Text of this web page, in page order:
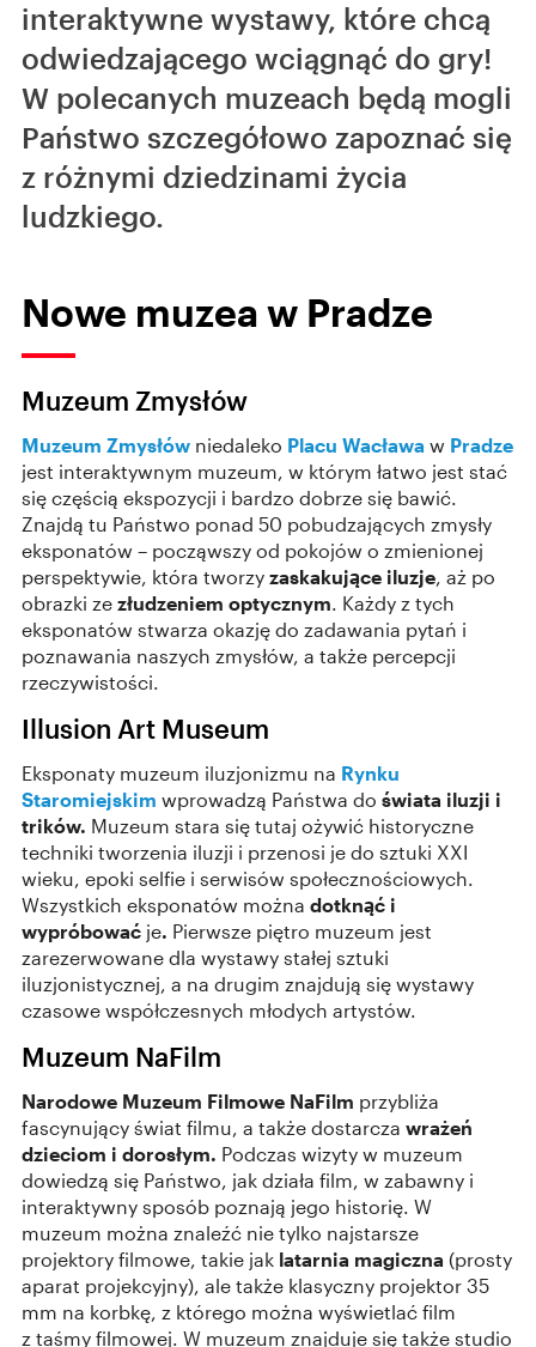
interaktywne wystawy, które chcą
odwiedzającego wciągnąć do gry!
W polecanych muzeach będą mogli
Państwo szczegółowo zapoznać się
z różnymi dziedzinami życia
ludzkiego.
Nowe muzea w Pradze
Muzeum Zmysłów
Muzeum Zmysłów niedaleko Placu Wacława w Pradze
jest interaktywnym muzeum, w którym łatwo jest stać
się częścią ekspozycji i bardzo dobrze się bawić.
Znajdą tu Państwo ponad 50 pobudzających zmysły
eksponatów – począwszy od pokojów o zmienionej
perspektywie, która tworzy zaskakujące iluzje, aż po
obrazki ze złudzeniem optycznym. Każdy z tych
eksponatów stwarza okazję do zadawania pytań i
poznawania naszych zmysłów, a także percepcji
rzeczywistości.
Illusion Art Museum
Eksponaty muzeum iluzjonizmu na Rynku
Staromiejskim wprowadzą Państwa do świata iluzji i
trików. Muzeum stara się tutaj ożywić historyczne
techniki tworzenia iluzji i przenosi je do sztuki XXI
wieku, epoki selfie i serwisów społecznościowych.
Wszystkich eksponatów można dotknąć i
wypróbować je. Pierwsze piętro muzeum jest
zarezerwowane dla wystawy stałej sztuki
iluzjonistycznej, a na drugim znajdują się wystawy
czasowe współczesnych młodych artystów.
Muzeum NaFilm
Narodowe Muzeum Filmowe NaFilm przybliża
fascynujący świat filmu, a także dostarcza wrażeń
dzieciom i dorosłym. Podczas wizyty w muzeum
dowiedzą się Państwo, jak działa film, w zabawny i
interaktywny sposób poznają jego historię. W
muzeum można znaleźć nie tylko najstarsze
projektory filmowe, takie jak latarnia magiczna (prosty
aparat projekcyjny), ale także klasyczny projektor 35
mm na korbkę, z którego można wyświetlać film
z taśmy filmowej. W muzeum znajduje się także studio